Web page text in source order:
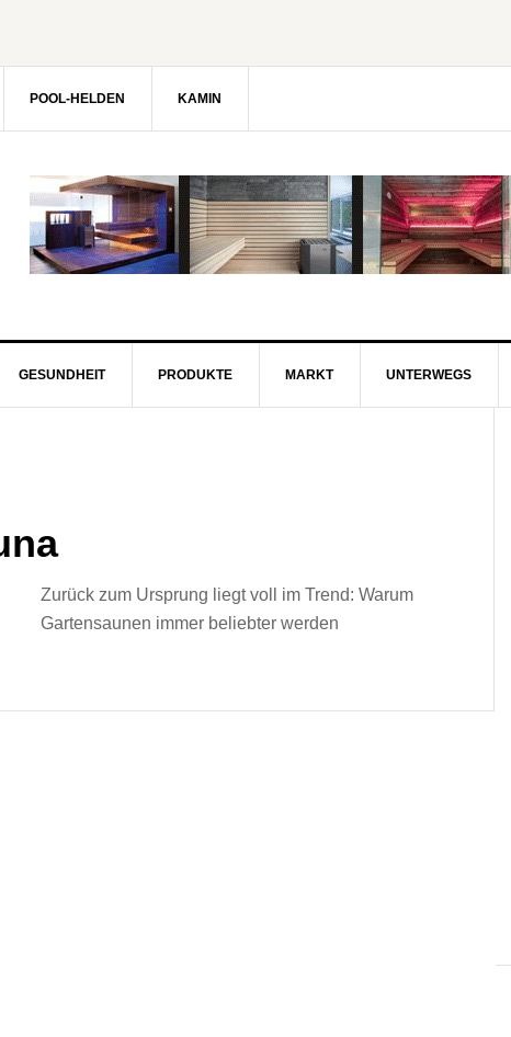
POOL-HELDEN KAMIN
GESUNDHEIT PRODUKTE MARKT UNTERWEGS
Zurück zum Ursprung liegt voll im Trend: Warum
Gartensaunen immer beliebter werden